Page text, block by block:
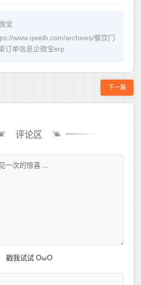
宝
www.qweib.com/archives/餐饮门
订单信息企微宝erp
下一篇
评论区